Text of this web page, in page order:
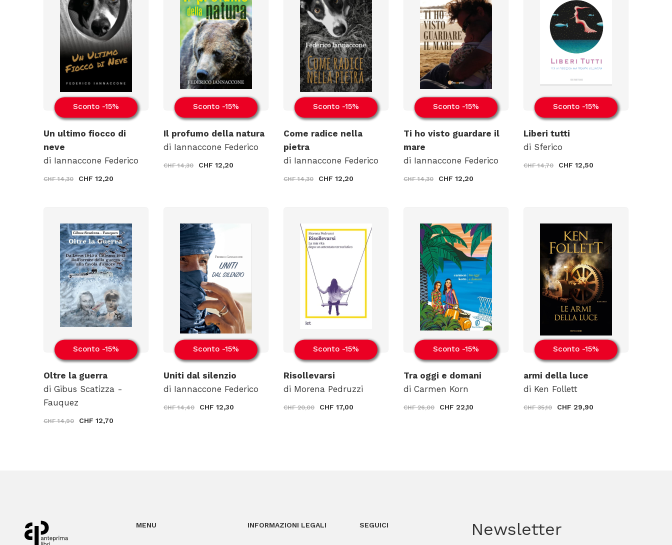
Sconto -15%
Un ultimo fiocco di
neve
di Iannaccone Federico
CHF 14,30 CHF 12,20
Sconto -15%
Il profumo della natura
di Iannaccone Federico
CHF 14,30 CHF 12,20
Sconto -15%
Come radice nella
pietra
di Iannaccone Federico
CHF 14,30 CHF 12,20
Sconto -15%
Ti ho visto guardare il
mare
di Iannaccone Federico
CHF 14,30 CHF 12,20
Sconto -15%
Liberi tutti
di Sferico
CHF 14,70 CHF 12,50
Sconto -15%
Oltre la guerra
di Gibus Scatizza -
Fauquez
CHF 14,90 CHF 12,70
Sconto -15%
Uniti dal silenzio
di Iannaccone Federico
CHF 14,40 CHF 12,30
Sconto -15%
Risollevarsi
di Morena Pedruzzi
CHF 20,00 CHF 17,00
Sconto -15%
Tra oggi e domani
di Carmen Korn
CHF 26,00 CHF 22,10
Sconto -15%
armi della luce
di Ken Follett
CHF 35,10 CHF 29,90
MENU INFORMAZIONI LEGALI SEGUICI Newsletter